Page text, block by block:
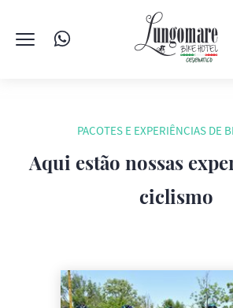
PACOTES E EXPERIÊNCIAS DE
Aqui estão nossas
ciclismo